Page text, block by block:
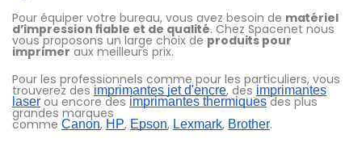
Pour équiper votre bureau, vous avez besoin de matériel
d’impression fiable et de qualité. Chez Spacenet nous
vous proposons un large choix de produits pour
imprimer aux meilleurs prix.
Pour les professionnels comme pour les particuliers, vous
trouverez des imprimantes jet d'encre, des imprimantes
laser ou encore des imprimantes thermiques des plus
grandes marques
comme Canon, HP, Epson, Lexmark, Brother.